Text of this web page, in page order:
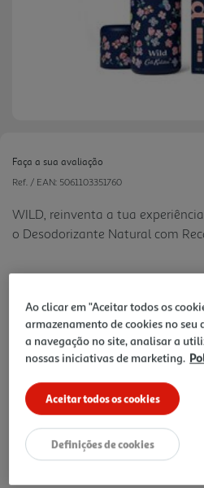
Faça a sua avaliação
Ref. / EAN: 5061103351760
WILD, reinventa a tua
o Desodorizante Natural com
16,99 €
Notas de preparação
Ao clicar em "Aceitar todos os
armazenamento de cookies no
a navegação no site, analisar a
nossas iniciativas de marketing.
Aceitar todos os cookies
Definições de cookies